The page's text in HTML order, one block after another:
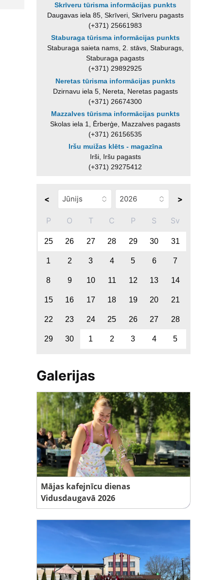
Skrīveru tūrisma informācijas punkts
Daugavas iela 85, Skrīveri, Skrīveru pagasts
(+371) 25661983
Staburaga tūrisma informācijas punkts
Staburaga saieta nams, 2. stāvs, Staburags,
Staburaga pagasts
(+371) 29892925
Neretas tūrisma informācijas punkts
Dzirnavu iela 5, Nereta, Neretas pagasts
(+371) 26674300
Mazzalves tūrisma informācijas punkts
Skolas iela 1, Ērberģe, Mazzalves pagasts
(+371) 26156535
Iršu muižas klēts - magazīna
Irši, Iršu pagasts
(+371) 29275412
< >
P O T C P S Sv
25 26 27 28 29 30 31
1 2 3 4 5 6 7
8 9 10 11 12 13 14
15 16 17 18 19 20 21
22 23 24 25 26 27 28
29 30 1 2 3 4 5
Galerijas
Mājas kafejnīcu dienas
Vidusdaugavā 2026